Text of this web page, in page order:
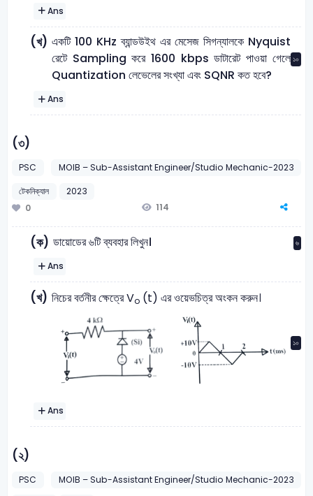
Ans
(খ) একটি 100 KHz ব্যান্ডউইথ এর মেসেজ সিগন্যালকে Nyquist
রেটে Sampling করে 1600 kbps ডাটারেট পাওয়া গেলে
Quantization লেভেলের সংখ্যা এবং SQNR কত হবে?
১০
Ans
(৩)
PSC
MOIB – Sub-Assistant Engineer/Studio Mechanic-2023
টেকনিক্যাল
2023
0
114
(ক) ডায়োডের ৬টি ব্যবহার লিখুন। ৬
Ans
(খ) নিচের বর্তনীর ক্ষেত্রে Vo(t) এর ওয়েভচিত্র অংকন করুন।
১০
Ans
(২)
PSC
MOIB – Sub-Assistant Engineer/Studio Mechanic-2023